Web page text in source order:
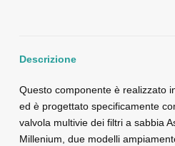
Descrizione
Questo componente è realizzato
ed è progettato specificamente
valvola multivie dei filtri a sabbia
Millenium, due modelli